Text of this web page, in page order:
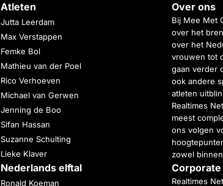
Atleten
Jutta Leerdam
Max Verstappen
Femke Bol
Mathieu van der Poel
Rico Verhoeven
Michael van Gerwen
Jenning de Boo
Sifan Hassan
Suzanne Schulting
Lieke Klaver
Nederlands elftal
Ronald Koeman
Over ons
Bij Mee Met
over het
over het
vrouwen tot
gaan verder
ook andere
atleten
Realtimes
meest
ons volgen
zowel
Corporate
Realtimes